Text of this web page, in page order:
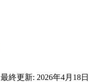
最終更新: 2026年4月18日